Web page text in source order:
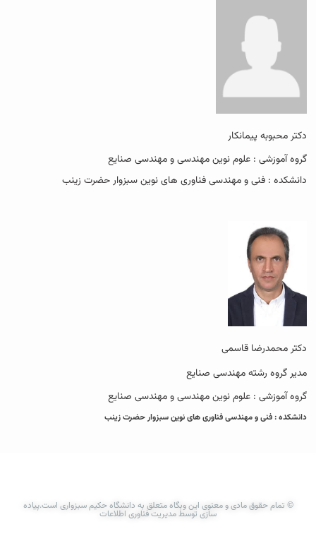
دکتر محبوبه پیمانکار
گروه آموزشی : علوم نوین مهندسی و مهندسی صنایع
دانشکده : فنی و مهندسی فناوری های نوین سبزوار حضرت زینب
دکتر محمدرضا قاسمی
مدیر گروه رشته مهندسی صنایع
گروه آموزشی : علوم نوین مهندسی و مهندسی صنایع
دانشکده : فنی و مهندسی فناوری های نوین سبزوار حضرت زینب
© تمام حقوق مادی و معنوی این وبگاه متعلق به دانشگاه حکیم سبزواری است.پیاده
سازی توسط مدیریت فناوری اطلاعات